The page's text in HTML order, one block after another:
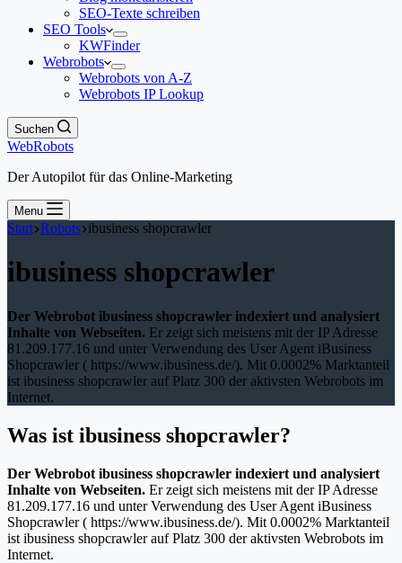
SEO-Texte schreiben
SEO Tools
KWFinder
Webrobots
Webrobots von A-Z
Webrobots IP Lookup
Suchen
WebRobots
Der Autopilot für das Online-Marketing
Menu
Start Robots ibusiness shopcrawler
ibusiness shopcrawler
Der Webrobot ibusiness shopcrawler indexiert und analysiert
Inhalte von Webseiten. Er zeigt sich meistens mit der IP Adresse
81.209.177.16 und unter Verwendung des User Agent iBusiness
Shopcrawler ( https://www.ibusiness.de/). Mit 0.0002% Marktanteil
ist ibusiness shopcrawler auf Platz 300 der aktivsten Webrobots im
Internet.
Was ist ibusiness shopcrawler?
Der Webrobot ibusiness shopcrawler indexiert und analysiert
Inhalte von Webseiten. Er zeigt sich meistens mit der IP Adresse
81.209.177.16 und unter Verwendung des User Agent iBusiness
Shopcrawler ( https://www.ibusiness.de/). Mit 0.0002% Marktanteil
ist ibusiness shopcrawler auf Platz 300 der aktivsten Webrobots im
Internet.